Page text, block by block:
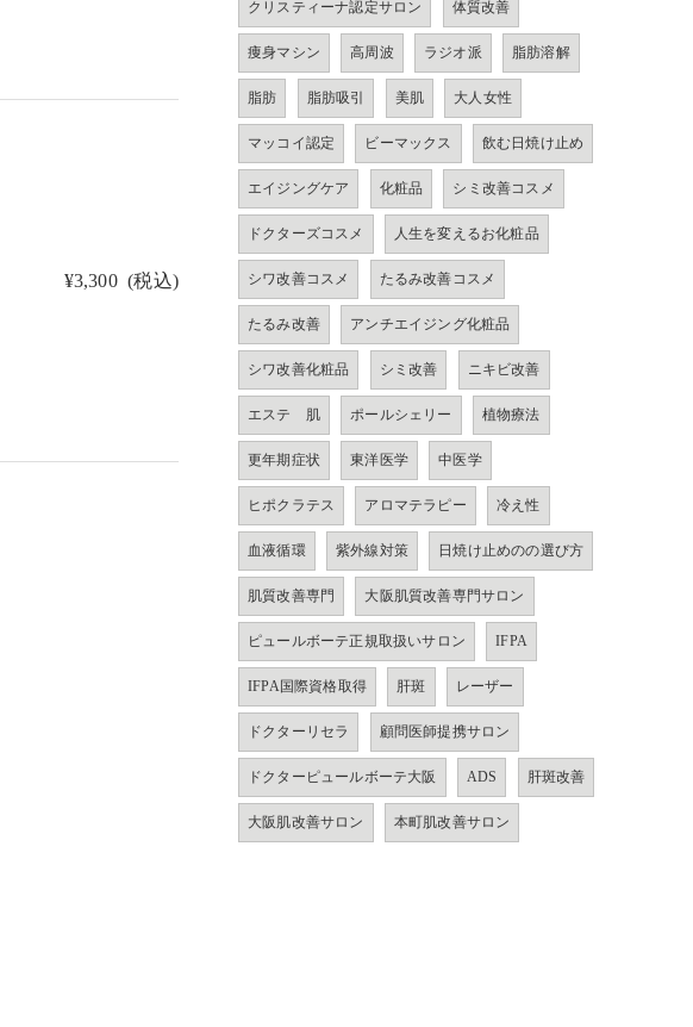
¥3,300 (税込)
クリスティーナ認定サロン 体質改善
痩身マシン 高周波 ラジオ派 脂肪溶解
脂肪 脂肪吸引 美肌 大人女性
マッコイ認定 ビーマックス 飲む日焼け止め
エイジングケア 化粧品 シミ改善コスメ
ドクターズコスメ 人生を変えるお化粧品
シワ改善コスメ たるみ改善コスメ
たるみ改善 アンチエイジング化粧品
シワ改善化粧品 シミ改善 ニキビ改善
エステ 肌 ポールシェリー 植物療法
更年期症状 東洋医学 中医学
ヒポクラテス アロマテラピー 冷え性
血液循環 紫外線対策 日焼け止めのの選び方
肌質改善専門 大阪肌質改善専門サロン
ピュールボーテ正規取扱いサロン IFPA
IFPA国際資格取得 肝斑 レーザー
ドクターリセラ 顧問医師提携サロン
ドクターピュールボーテ大阪 ADS 肝斑改善
大阪肌改善サロン 本町肌改善サロン